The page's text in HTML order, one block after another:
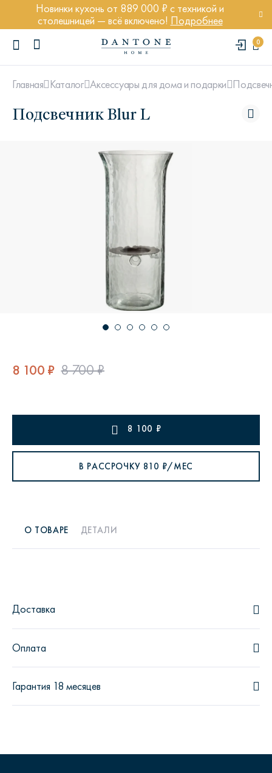
Новинки кухонь от 889 000 ₽ с техникой и
столешницей — всё включено! Подробнее
0
ПОПУЛЯРНЫЕ ЗАПРОСЫ
Главная Каталог Аксессуары для дома и подарки
Подсвечник Blur L
8 100 ₽ 8 700 ₽
8 100 ₽
В РАССРОЧКУ 810 ₽/МЕС
О ТОВАРЕ ДЕТАЛИ
Доставка
Оплата
Гарантия 18 месяцев